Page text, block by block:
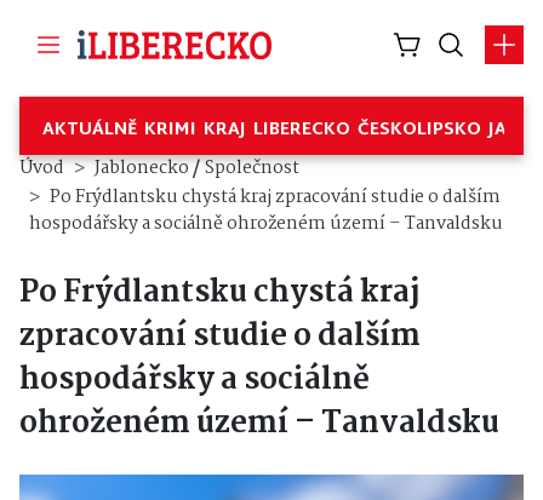
AKTUÁLNĚ KRIMI KRAJ LIBERECKO ČESKOLIPSKO
Úvod Jablonecko/Společnost
Po Frýdlantsku chystá kraj zpracování studie o dalším
hospodářsky a sociálně ohroženém území – Tanvaldsku
Po Frýdlantsku chystá kraj
zpracování studie o dalším
hospodářsky a sociálně
ohroženém území – Tanvaldsku